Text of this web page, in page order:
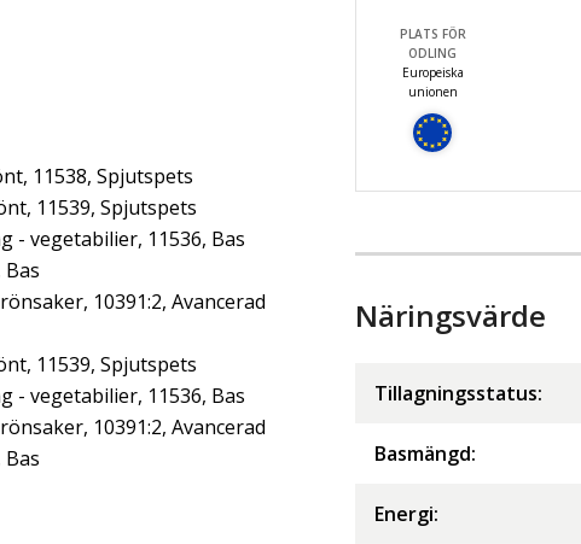
11538, Spjutspets
11539, Spjutspets
vegetabilier, 11536, Bas
10391:2, Avancerad
11539, Spjutspets
vegetabilier, 11536, Bas
10391:2, Avancerad
PLATS FÖR
ODLING
Europeiska
unionen
Näringsvärde
Tillagningsstatus:
Basmängd:
Energi: